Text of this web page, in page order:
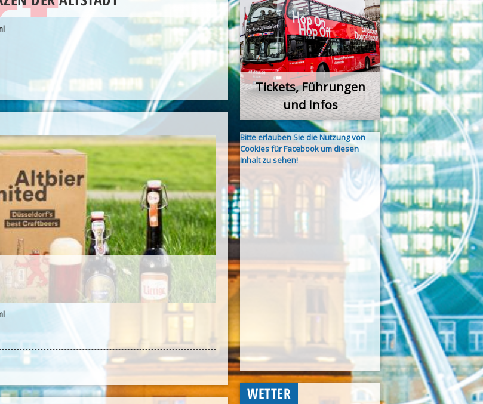
Tickets, Führungen
und Infos
Bitte erlauben Sie die Nutzung von
Cookies für Facebook um diesen
Inhalt zu sehen!
WETTER